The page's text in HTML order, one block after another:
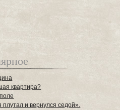
квартира?
плутал и вернулся седой».